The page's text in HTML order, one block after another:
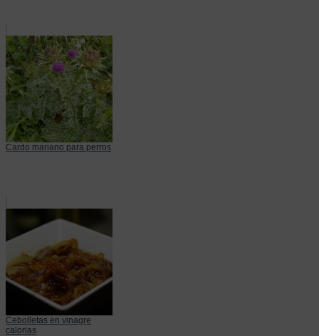
Cardo mariano para perros
Cebolletas en vinagre
calorias